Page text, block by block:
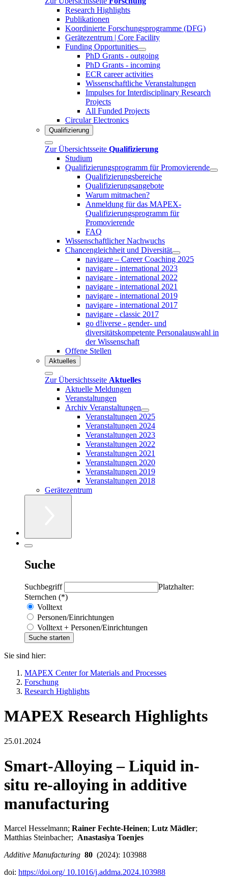
Research Highlights
Publikationen
Koordinierte Forschungsprogramme (DFG)
Gerätezentrum | Core Facility
Funding Opportunities
PhD Grants - outgoing
PhD Grants - incoming
ECR career activities
Wissenschaftliche Veranstaltungen
Impulses for Interdisciplinary Research
Projects
All Funded Projects
Circular Electronics
Qualifizierung
Zur Übersichtsseite Qualifizierung
Studium
Qualifizierungsprogramm für Promovierende
Qualifizierungsbereiche
Qualifizierungsangebote
Warum mitmachen?
Anmeldung für das MAPEX-
Qualifizierungsprogramm für
Promovierende
FAQ
Wissenschaftlicher Nachwuchs
Chancengleichheit und Diversität
navigare – Career Coaching 2025
navigare - international 2023
navigare - international 2022
navigare - international 2021
navigare - international 2019
navigare - international 2017
navigare - classic 2017
go d!iverse - gender- und
diversitätskompetente Personalauswahl in
der Wissenschaft
Offene Stellen
Aktuelles
Zur Übersichtsseite Aktuelles
Aktuelle Meldungen
Veranstaltungen
Archiv Veranstaltungen
Veranstaltungen 2025
Veranstaltungen 2024
Veranstaltungen 2023
Veranstaltungen 2022
Veranstaltungen 2021
Veranstaltungen 2020
Veranstaltungen 2019
Veranstaltungen 2018
Gerätezentrum
Suche
Suchbegriff
Platzhalter:
Sternchen (*)
Volltext
Personen/Einrichtungen
Volltext + Personen/Einrichtungen
Sie sind hier:
MAPEX Center for Materials and Processes
Forschung
Research Highlights
MAPEX Research Highlights
25.01.2024
Smart-Alloying – Liquid in-
situ re-alloying in additive
manufacturing
Marcel Hesselmann; Rainer Fechte-Heinen; Lutz Mädler;
Matthias Steinbacher; Anastasiya Toenjes
Additive Manufacturing 80 (2024): 103988
doi: https://doi.org/ 10.1016/j.addma.2024.103988